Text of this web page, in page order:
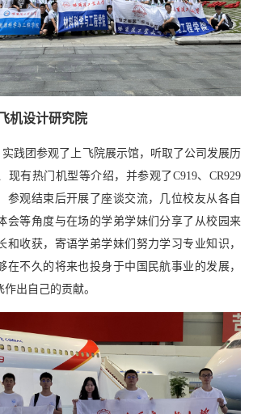
机设计研究院
实践团参观了上飞院展示馆，听取了公司发展历
现有热门机型等介绍，并参观了C919、CR929
参观结束后开展了座谈交流，几位校友从各自
会等角度与在场的学弟学妹们分享了从校园来
和收获，寄语学弟学妹们努力学习专业知识，
在不久的将来也投身于中国民航事业的发展，
出自己的贡献。